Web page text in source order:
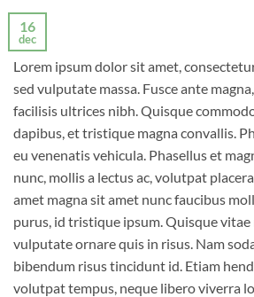
16
dec
Lorem ipsum dolor sit amet,
sed vulputate massa. Fusce ante
facilisis ultrices nibh. Quisque
dapibus, et tristique magna convallis.
eu venenatis vehicula. Phasellus et
nunc, mollis a lectus ac, volutpat
amet magna sit amet nunc faucibus
purus, id tristique ipsum. Quisque
vulputate ornare quis in risus. Nam
bibendum risus tincidunt id. Etiam
volutpat tempus, neque libero viverra